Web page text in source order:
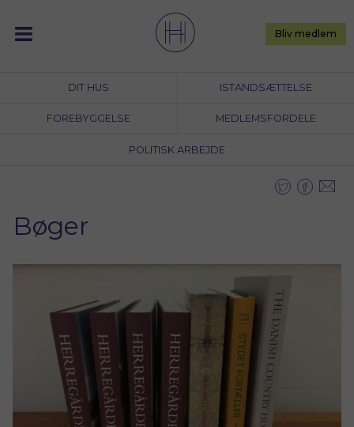
content
DIT HUS ISTANDSÆTTELSE
FOREBYGGELSE MEDLEMSFORDELE
POLITISK ARBEJDE
Bliv medlem
Bøger